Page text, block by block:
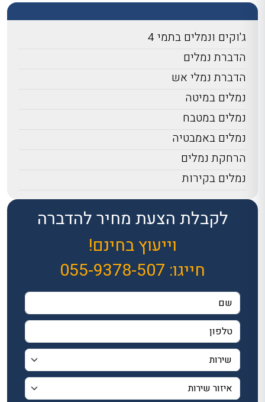
לקבלת הצעת מחיר להדברה
וייעוץ בחינם!
חייגו: 055-9378-507
ג'וקים ונמלים בתמי 4
הדברת נמלים
הדברת נמלי אש
נמלים במיטה
נמלים במטבח
נמלים באמבטיה
הרחקת נמלים
נמלים בקירות